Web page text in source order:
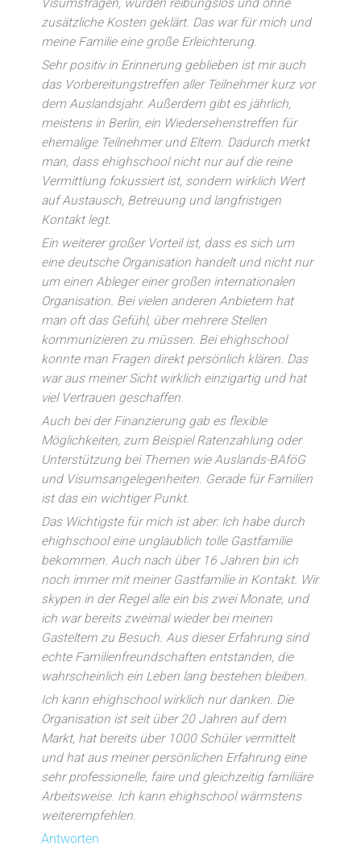
Visumsfragen, wurden reibungslos und ohne
zusätzliche Kosten geklärt. Das war für mich und
meine Familie eine große Erleichterung.
Sehr positiv in Erinnerung geblieben ist mir auch
das Vorbereitungstreffen aller Teilnehmer kurz vor
dem Auslandsjahr. Außerdem gibt es jährlich,
meistens in Berlin, ein Wiedersehenstreffen für
ehemalige Teilnehmer und Eltern. Dadurch merkt
man, dass ehighschool nicht nur auf die reine
Vermittlung fokussiert ist, sondern wirklich Wert
auf Austausch, Betreuung und langfristigen
Kontakt legt.
Ein weiterer großer Vorteil ist, dass es sich um
eine deutsche Organisation handelt und nicht nur
um einen Ableger einer großen internationalen
Organisation. Bei vielen anderen Anbietern hat
man oft das Gefühl, über mehrere Stellen
kommunizieren zu müssen. Bei ehighschool
konnte man Fragen direkt persönlich klären. Das
war aus meiner Sicht wirklich einzigartig und hat
viel Vertrauen geschaffen.
Auch bei der Finanzierung gab es flexible
Möglichkeiten, zum Beispiel Ratenzahlung oder
Unterstützung bei Themen wie Auslands-BAföG
und Visumsangelegenheiten. Gerade für Familien
ist das ein wichtiger Punkt.
Das Wichtigste für mich ist aber: Ich habe durch
ehighschool eine unglaublich tolle Gastfamilie
bekommen. Auch nach über 16 Jahren bin ich
noch immer mit meiner Gastfamilie in Kontakt. Wir
skypen in der Regel alle ein bis zwei Monate, und
ich war bereits zweimal wieder bei meinen
Gasteltern zu Besuch. Aus dieser Erfahrung sind
echte Familienfreundschaften entstanden, die
wahrscheinlich ein Leben lang bestehen bleiben.
Ich kann ehighschool wirklich nur danken. Die
Organisation ist seit über 20 Jahren auf dem
Markt, hat bereits über 1000 Schüler vermittelt
und hat aus meiner persönlichen Erfahrung eine
sehr professionelle, faire und gleichzeitig familiäre
Arbeitsweise. Ich kann ehighschool wärmstens
weiterempfehlen.
Antworten